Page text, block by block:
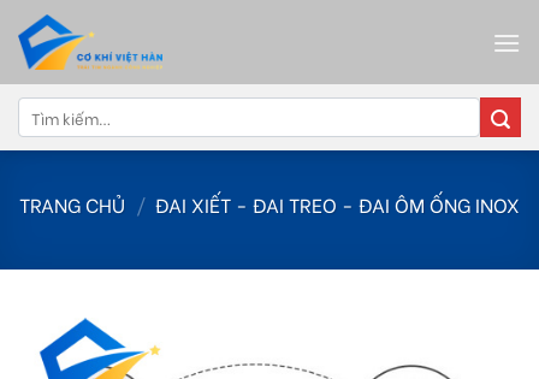
content
Tìm
kiếm:
TRANG CHỦ / ĐAI XIẾT - ĐAI TREO - ĐAI ÔM ỐNG INOX